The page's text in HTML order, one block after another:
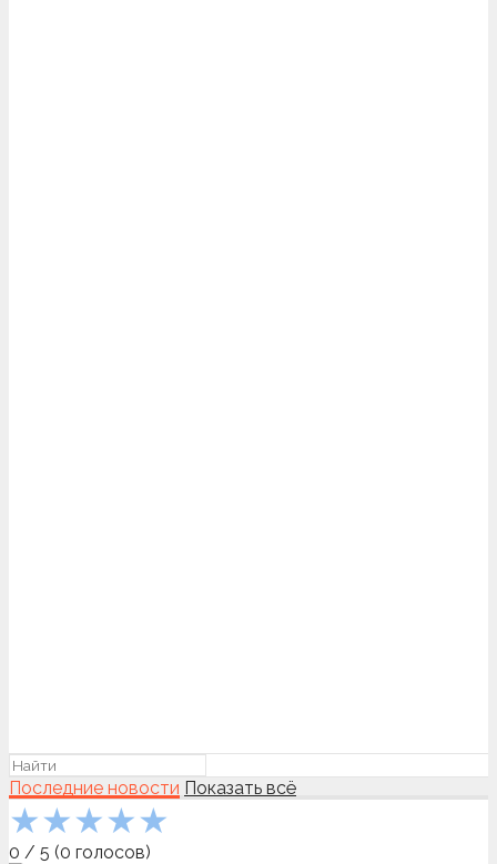
Последние новости Показать всё
★★★★★
0 / 5 (0 голосов)